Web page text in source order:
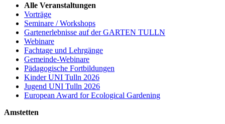
Alle Veranstaltungen
Vorträge
Seminare / Workshops
Gartenerlebnisse auf der GARTEN TULLN
Webinare
Fachtage und Lehrgänge
Gemeinde-Webinare
Pädagogische Fortbildungen
Kinder UNI Tulln 2026
Jugend UNI Tulln 2026
European Award for Ecological Gardening
Amstetten